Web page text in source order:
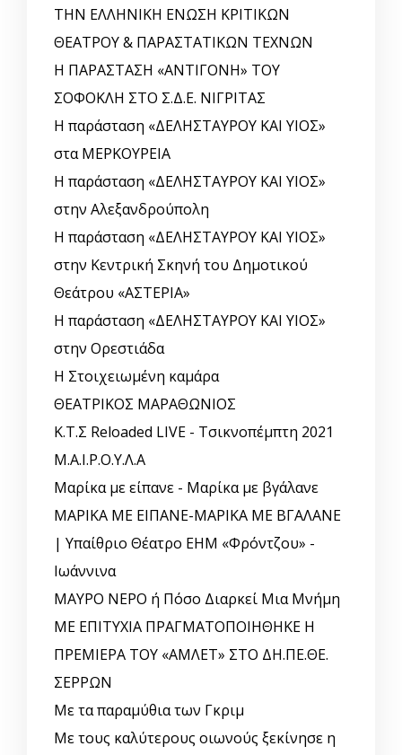
ΤΗΝ ΕΛΛΗΝΙΚΗ ΕΝΩΣΗ ΚΡΙΤΙΚΩΝ
ΘΕΑΤΡΟΥ & ΠΑΡΑΣΤΑΤΙΚΩΝ ΤΕΧΝΩΝ
Η ΠΑΡΑΣΤΑΣΗ «ΑΝΤΙΓΟΝΗ» ΤΟΥ
ΣΟΦΟΚΛΗ ΣΤΟ Σ.Δ.Ε. ΝΙΓΡΙΤΑΣ
Η παράσταση «ΔΕΛΗΣΤΑΥΡΟΥ ΚΑΙ ΥΙΟΣ»
στα ΜΕΡΚΟΥΡΕΙΑ
Η παράσταση «ΔΕΛΗΣΤΑΥΡΟΥ ΚΑΙ ΥΙΟΣ»
στην Αλεξανδρούπολη
Η παράσταση «ΔΕΛΗΣΤΑΥΡΟΥ ΚΑΙ ΥΙΟΣ»
στην Κεντρική Σκηνή του Δημοτικού
Θεάτρου «ΑΣΤΕΡΙΑ»
Η παράσταση «ΔΕΛΗΣΤΑΥΡΟΥ ΚΑΙ ΥΙΟΣ»
στην Ορεστιάδα
Η Στοιχειωμένη καμάρα
ΘΕΑΤΡΙΚΟΣ ΜΑΡΑΘΩΝΙΟΣ
Κ.Τ.Σ Reloaded LIVE - Τσικνοπέμπτη 2021
Μ.Α.Ι.Ρ.Ο.Υ.Λ.Α
Μαρίκα με είπανε - Μαρίκα με βγάλανε
ΜΑΡΙΚΑ ΜΕ ΕΙΠΑΝΕ-ΜΑΡΙΚΑ ΜΕ ΒΓΑΛΑΝΕ
| Υπαίθριο Θέατρο ΕΗΜ «Φρόντζου» -
Ιωάννινα
ΜΑΥΡΟ ΝΕΡΟ ή Πόσο Διαρκεί Μια Μνήμη
ΜΕ ΕΠΙΤΥΧΙΑ ΠΡΑΓΜΑΤΟΠΟΙΗΘΗΚΕ Η
ΠΡΕΜΙΕΡΑ ΤΟΥ «ΑΜΛΕΤ» ΣΤΟ ΔΗ.ΠΕ.ΘΕ.
ΣΕΡΡΩΝ
Με τα παραμύθια των Γκριμ
Με τους καλύτερους οιωνούς ξεκίνησε η